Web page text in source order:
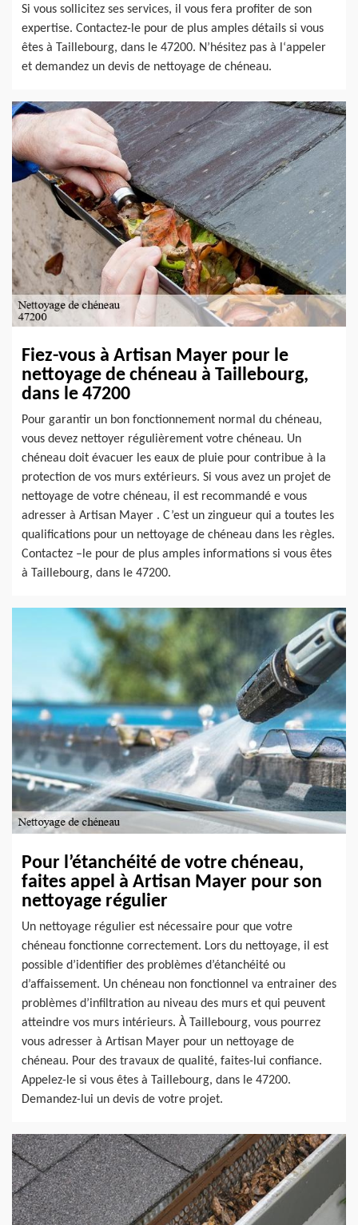
Si vous sollicitez ses services, il vous fera profiter de son
expertise. Contactez-le pour de plus amples détails si vous
êtes à Taillebourg, dans le 47200. N’hésitez pas à l‘appeler
et demandez un devis de nettoyage de chéneau.
Fiez-vous à Artisan Mayer pour le
nettoyage de chéneau à Taillebourg,
dans le 47200
Pour garantir un bon fonctionnement normal du chéneau,
vous devez nettoyer régulièrement votre chéneau. Un
chéneau doit évacuer les eaux de pluie pour contribue à la
protection de vos murs extérieurs. Si vous avez un projet de
nettoyage de votre chéneau, il est recommandé e vous
adresser à Artisan Mayer . C’est un zingueur qui a toutes les
qualifications pour un nettoyage de chéneau dans les règles.
Contactez –le pour de plus amples informations si vous êtes
à Taillebourg, dans le 47200.
Pour l’étanchéité de votre chéneau,
faites appel à Artisan Mayer pour son
nettoyage régulier
Un nettoyage régulier est nécessaire pour que votre
chéneau fonctionne correctement. Lors du nettoyage, il est
possible d’identifier des problèmes d’étanchéité ou
d’affaissement. Un chéneau non fonctionnel va entrainer des
problèmes d’infiltration au niveau des murs et qui peuvent
atteindre vos murs intérieurs. À Taillebourg, vous pourrez
vous adresser à Artisan Mayer pour un nettoyage de
chéneau. Pour des travaux de qualité, faites-lui confiance.
Appelez-le si vous êtes à Taillebourg, dans le 47200.
Demandez-lui un devis de votre projet.